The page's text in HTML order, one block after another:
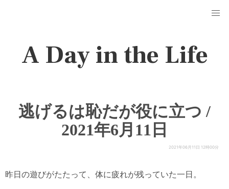
A Day in the Life
逃げるは恥だが役に立つ /
2021年6月11日
2021年06月11日 12時00分
昨日の遊びがたたって、体に疲れが残っていた一日。